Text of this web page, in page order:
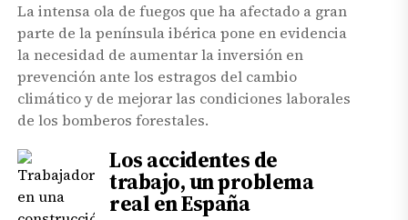
La intensa ola de fuegos que ha afectado a gran
parte de la península ibérica pone en evidencia
la necesidad de aumentar la inversión en
prevención ante los estragos del cambio
climático y de mejorar las condiciones laborales
de los bomberos forestales.
Los accidentes de
trabajo, un problema
real en España